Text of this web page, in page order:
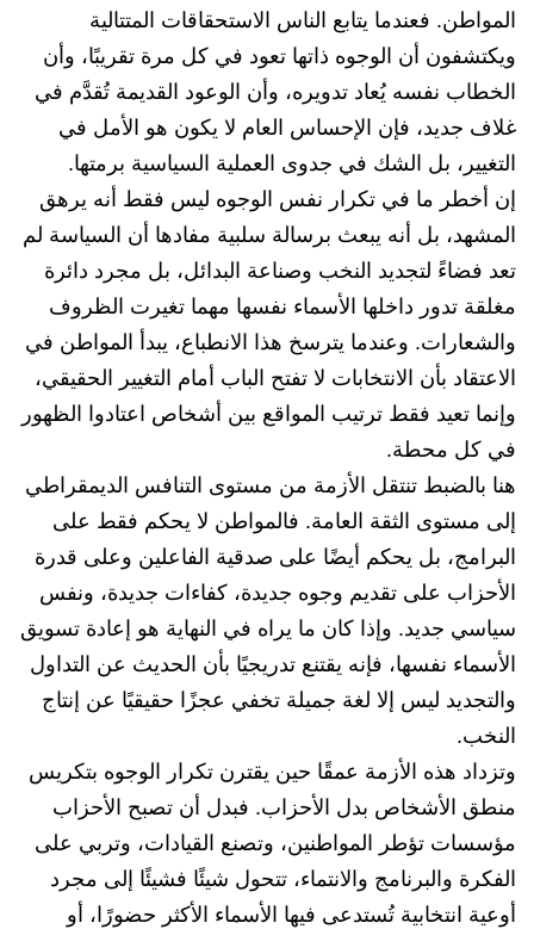
المواطن. فعندما يتابع الناس الاستحقاقات المتتالية
ويكتشفون أن الوجوه ذاتها تعود في كل مرة تقريبًا، وأن
الخطاب نفسه يُعاد تدويره، وأن الوعود القديمة تُقدَّم في
غلاف جديد، فإن الإحساس العام لا يكون هو الأمل في
التغيير، بل الشك في جدوى العملية السياسية برمتها.
إن أخطر ما في تكرار نفس الوجوه ليس فقط أنه يرهق
المشهد، بل أنه يبعث برسالة سلبية مفادها أن السياسة لم
تعد فضاءً لتجديد النخب وصناعة البدائل، بل مجرد دائرة
مغلقة تدور داخلها الأسماء نفسها مهما تغيرت الظروف
والشعارات. وعندما يترسخ هذا الانطباع، يبدأ المواطن في
الاعتقاد بأن الانتخابات لا تفتح الباب أمام التغيير الحقيقي،
وإنما تعيد فقط ترتيب المواقع بين أشخاص اعتادوا الظهور
في كل محطة.
هنا بالضبط تنتقل الأزمة من مستوى التنافس الديمقراطي
إلى مستوى الثقة العامة. فالمواطن لا يحكم فقط على
البرامج، بل يحكم أيضًا على صدقية الفاعلين وعلى قدرة
الأحزاب على تقديم وجوه جديدة، كفاءات جديدة، ونفس
سياسي جديد. وإذا كان ما يراه في النهاية هو إعادة تسويق
الأسماء نفسها، فإنه يقتنع تدريجيًا بأن الحديث عن التداول
والتجديد ليس إلا لغة جميلة تخفي عجزًا حقيقيًا عن إنتاج
النخب.
وتزداد هذه الأزمة عمقًا حين يقترن تكرار الوجوه بتكريس
منطق الأشخاص بدل الأحزاب. فبدل أن تصبح الأحزاب
مؤسسات تؤطر المواطنين، وتصنع القيادات، وتربي على
الفكرة والبرنامج والانتماء، تتحول شيئًا فشيئًا إلى مجرد
أوعية انتخابية تُستدعى فيها الأسماء الأكثر حضورًا، أو